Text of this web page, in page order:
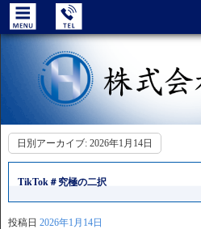
日別アーカイブ: 2026年1月14日
TikTok＃究極の二択
投稿日 2026年1月14日